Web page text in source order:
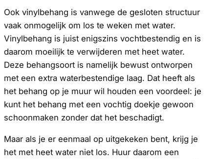
Ook vinylbehang is vanwege de gesloten structuur
vaak onmogelijk om los te weken met water.
Vinylbehang is juist enigszins vochtbestendig en is
daarom moeilijk te verwijderen met heet water.
Deze behangsoort is namelijk bewust ontworpen
met een extra waterbestendige laag. Dat heeft als
het behang op je muur wil houden een voordeel: je
kunt het behang met een vochtig doekje gewoon
schoonmaken zonder dat het beschadigt.
Maar als je er eenmaal op uitgekeken bent, krijg je
het met heet water niet los. Huur daarom een